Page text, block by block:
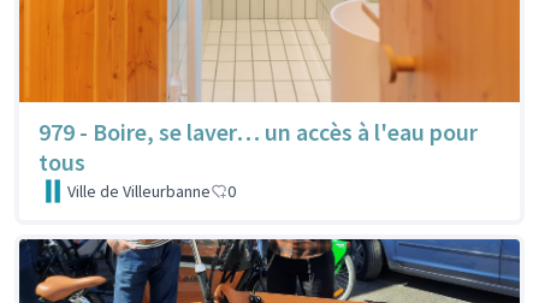
979 - Boire, se laver… un accès à l'eau pour
tous
Ville de Villeurbanne 0